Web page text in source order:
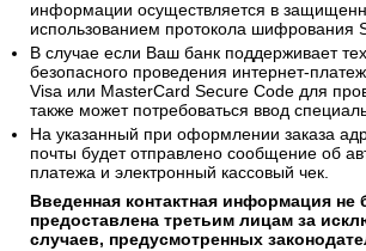
информации осуществляется в
использованием протокола шифрования
В случае если Ваш банк поддерживает
безопасного проведения интернет-
Visa или MasterCard Secure Code для
также может потребоваться ввод
На указанный при оформлении заказа
почты будет отправлено сообщение об
платежа и электронный кассовый чек.
Введенная контактная информация не
предоставлена третьим лицам за
случаев, предусмотренных